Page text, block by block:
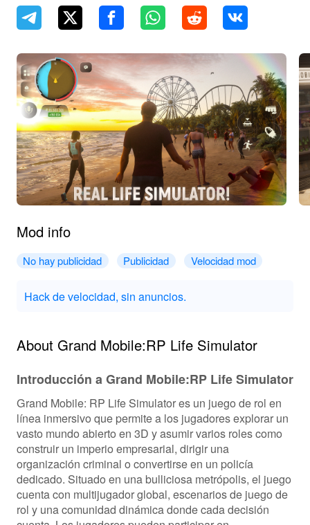
Mod info
No hay publicidad Publicidad Velocidad mod
Hack de velocidad, sin anuncios.
About Grand Mobile:RP Life Simulator
Introducción a Grand Mobile:RP Life Simulator
Grand Mobile: RP Life Simulator es un juego de rol en
línea inmersivo que permite a los jugadores explorar un
vasto mundo abierto en 3D y asumir varios roles como
construir un imperio empresarial, dirigir una
organización criminal o convertirse en un policía
dedicado. Situado en una bulliciosa metrópolis, el juego
cuenta con multijugador global, escenarios de juego de
rol y una comunidad dinámica donde cada decisión